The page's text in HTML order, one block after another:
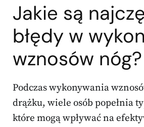
Jakie są
błędy w
wznosów nóg?
Podczas wykonywania
drążku, wiele osób popełnia
które mogą wpływać na